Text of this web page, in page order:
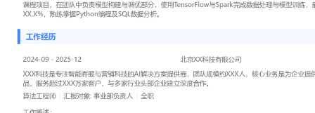
工作性质: 全职应聘职位: 算法工程师
求职状态: 离职-随时到岗
工作经历
2024-09